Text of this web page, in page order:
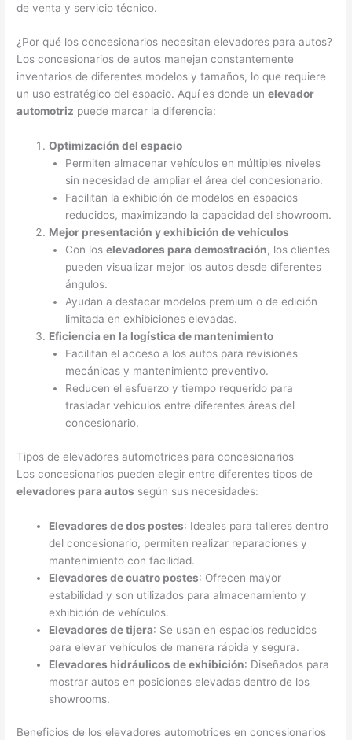
de venta y servicio técnico.
¿Por qué los concesionarios necesitan elevadores para autos?
Los concesionarios de autos manejan constantemente
inventarios de diferentes modelos y tamaños, lo que requiere
un uso estratégico del espacio. Aquí es donde unelevador
automotriz puede marcar la diferencia:
Optimización del espacio
Permiten almacenar vehículos en múltiples niveles
sin necesidad de ampliar el área del concesionario.
Facilitan la exhibición de modelos en espacios
reducidos, maximizando la capacidad del showroom.
Mejor presentación y exhibición de vehículos
Con los elevadores para demostración, los clientes
pueden visualizar mejor los autos desde diferentes
ángulos.
Ayudan a destacar modelos premium o de edición
limitada en exhibiciones elevadas.
Eficiencia en la logística de mantenimiento
Facilitan el acceso a los autos para revisiones
mecánicas y mantenimiento preventivo.
Reducen el esfuerzo y tiempo requerido para
trasladar vehículos entre diferentes áreas del
concesionario.
Tipos de elevadores automotrices para concesionarios
Los concesionarios pueden elegir entre diferentes tipos de
elevadores para autos según sus necesidades:
Elevadores de dos postes: Ideales para talleres dentro
del concesionario, permiten realizar reparaciones y
mantenimiento con facilidad.
Elevadores de cuatro postes: Ofrecen mayor
estabilidad y son utilizados para almacenamiento y
exhibición de vehículos.
Elevadores de tijera: Se usan en espacios reducidos
para elevar vehículos de manera rápida y segura.
Elevadores hidráulicos de exhibición: Diseñados para
mostrar autos en posiciones elevadas dentro de los
showrooms.
Beneficios de los elevadores automotrices en concesionarios